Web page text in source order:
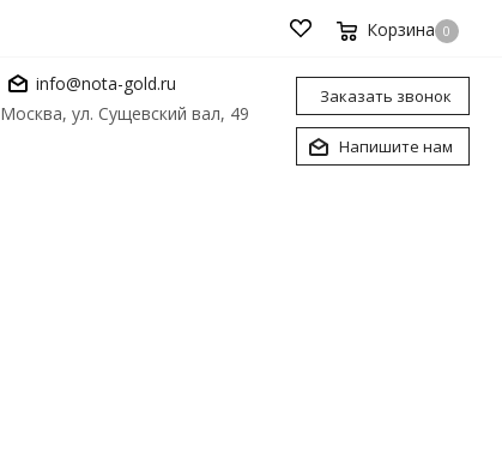
Корзина 0
info@nota-gold.ru
Москва, ул. Сущевский вал, 49
Заказать звонок
Напишите нам